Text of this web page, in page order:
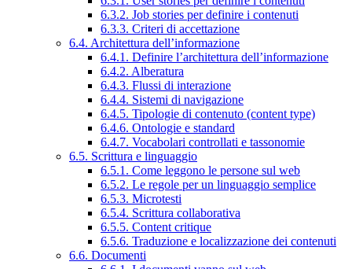
6.3.2. Job stories per definire i contenuti
6.3.3. Criteri di accettazione
6.4. Architettura dell’informazione
6.4.1. Definire l’architettura dell’informazione
6.4.2. Alberatura
6.4.3. Flussi di interazione
6.4.4. Sistemi di navigazione
6.4.5. Tipologie di contenuto (content type)
6.4.6. Ontologie e standard
6.4.7. Vocabolari controllati e tassonomie
6.5. Scrittura e linguaggio
6.5.1. Come leggono le persone sul web
6.5.2. Le regole per un linguaggio semplice
6.5.3. Microtesti
6.5.4. Scrittura collaborativa
6.5.5. Content critique
6.5.6. Traduzione e localizzazione dei contenuti
6.6. Documenti